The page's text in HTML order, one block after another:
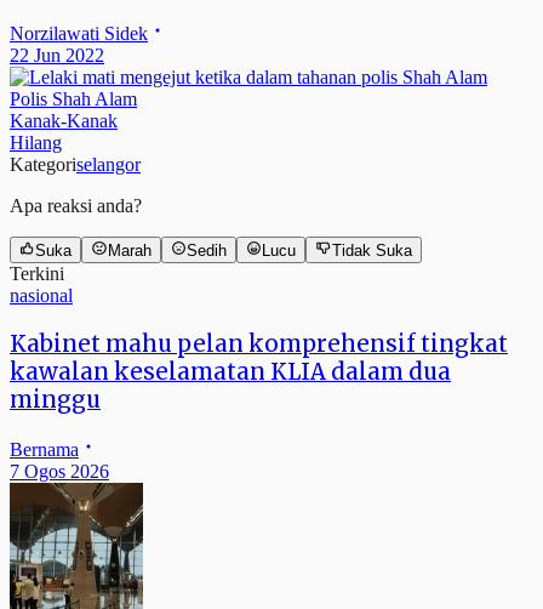
Norzilawati Sidek
22 Jun 2022
Polis Shah Alam
Kanak-Kanak
Hilang
Kategoriselangor
Apa reaksi anda?
Suka Marah Sedih Lucu Tidak Suka
Terkini
nasional
Kabinet mahu pelan komprehensif tingkat
kawalan keselamatan KLIA dalam dua
minggu
Bernama
7 Ogos 2026